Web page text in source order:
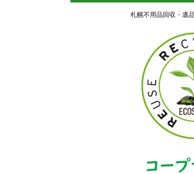
札幌不用品回収・遺